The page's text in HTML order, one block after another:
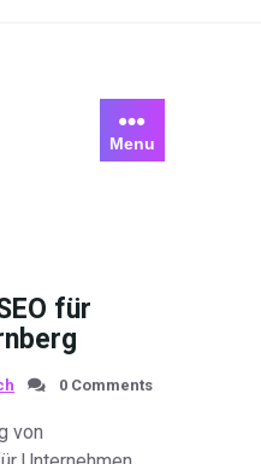
Menu
für
0 Comments
von